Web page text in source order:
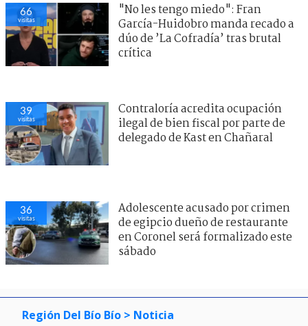
66
visitas
"No les tengo miedo": Fran
García-Huidobro manda recado a
dúo de ’La Cofradía’ tras brutal
crítica
39
visitas
Contraloría acredita ocupación
ilegal de bien fiscal por parte de
delegado de Kast en Chañaral
36
visitas
Adolescente acusado por crimen
de egipcio dueño de restaurante
en Coronel será formalizado este
sábado
Región Del Bío Bío > Noticia